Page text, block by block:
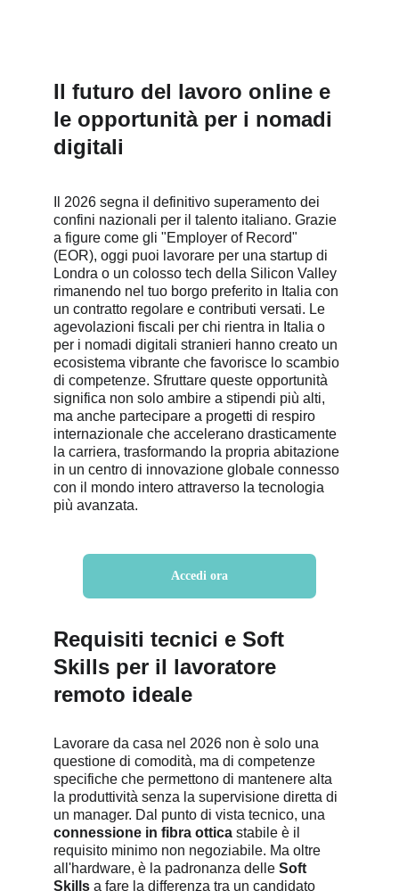
Il futuro del lavoro online e
le opportunità per i nomadi
digitali
Il 2026 segna il definitivo superamento dei
confini nazionali per il talento italiano. Grazie
a figure come gli "Employer of Record"
(EOR), oggi puoi lavorare per una startup di
Londra o un colosso tech della Silicon Valley
rimanendo nel tuo borgo preferito in Italia con
un contratto regolare e contributi versati. Le
agevolazioni fiscali per chi rientra in Italia o
per i nomadi digitali stranieri hanno creato un
ecosistema vibrante che favorisce lo scambio
di competenze. Sfruttare queste opportunità
significa non solo ambire a stipendi più alti,
ma anche partecipare a progetti di respiro
internazionale che accelerano drasticamente
la carriera, trasformando la propria abitazione
in un centro di innovazione globale connesso
con il mondo intero attraverso la tecnologia
più avanzata.
Requisiti tecnici e Soft
Skills per il lavoratore
remoto ideale
Lavorare da casa nel 2026 non è solo una
questione di comodità, ma di competenze
specifiche che permettono di mantenere alta
la produttività senza la supervisione diretta di
un manager. Dal punto di vista tecnico, una
connessione in fibra ottica stabile è il
requisito minimo non negoziabile. Ma oltre
all'hardware, è la padronanza delle Soft
Skills a fare la differenza tra un candidato
Accedi ora